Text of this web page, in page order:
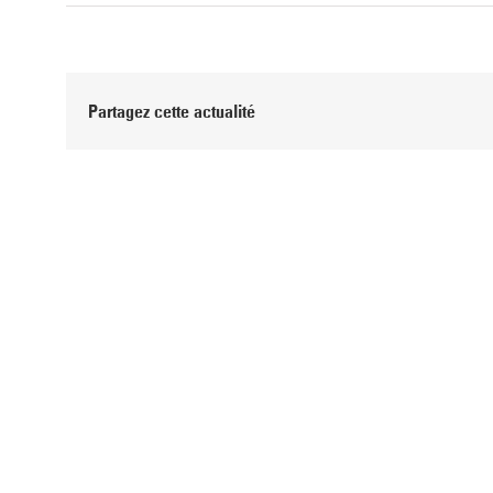
Partagez cette actualité